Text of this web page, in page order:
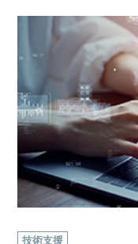
技術支援